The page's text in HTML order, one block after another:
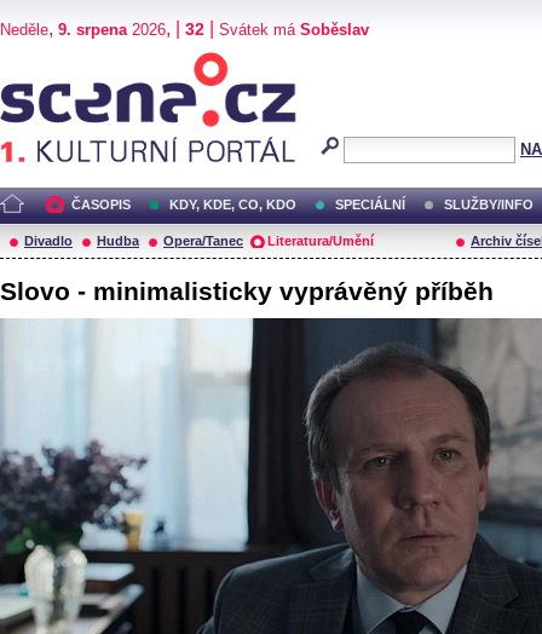
Neděle, 9. srpena2026, | 32 Svátek má Soběslav
ČASOPIS KDY, KDE, CO, KDO SPECIÁLNÍ SLUŽBY/INFO
Divadlo Hudba Opera/Tanec Literatura/Umění Archiv
Slovo - minimalisticky vyprávěný příběh